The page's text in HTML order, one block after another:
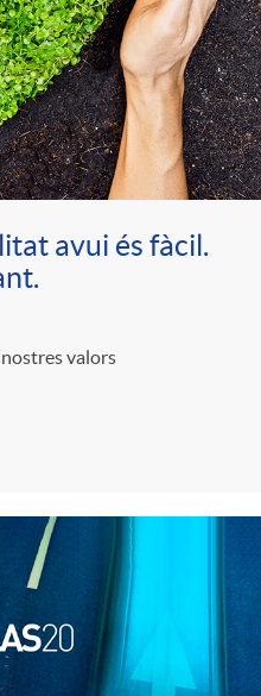
avui és fàcil.
valors